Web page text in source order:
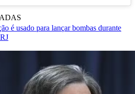
é usado para lançar bombas durante